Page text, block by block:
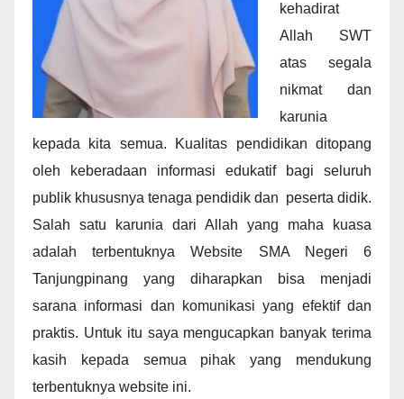
kehadirat
Allah SWT
atas segala
nikmat dan
karunia
kepada kita semua. Kualitas pendidikan ditopang
oleh keberadaan informasi edukatif bagi seluruh
publik khususnya tenaga pendidik dan peserta didik.
Salah satu karunia dari Allah yang maha kuasa
adalah terbentuknya Website SMA Negeri 6
Tanjungpinang yang diharapkan bisa menjadi
sarana informasi dan komunikasi yang efektif dan
praktis. Untuk itu saya mengucapkan banyak terima
kasih kepada semua pihak yang mendukung
terbentuknya website ini.